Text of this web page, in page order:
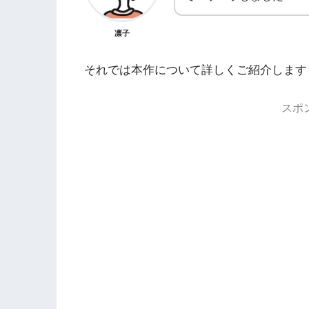
凛子
それでは本作について詳しくご紹介します
スポ